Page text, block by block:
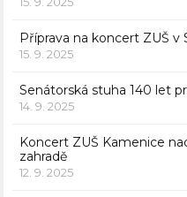
Příprava na koncert ZUŠ v
15. 9. 2025
Senátorská stuha 140 let
14. 9. 2025
Koncert ZUŠ Kamenice
zahradě
12. 9. 2025